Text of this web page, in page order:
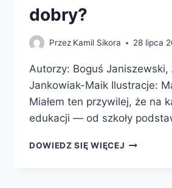
dobry?
Przez Kamil Sikora 28 lipca
Autorzy: Boguś Janiszewski,
Jankowiak-Maik Ilustracje:
Miałem ten przywilej, że na
edukacji — od szkoły
DOWIEDZ SIĘ WIĘCEJ